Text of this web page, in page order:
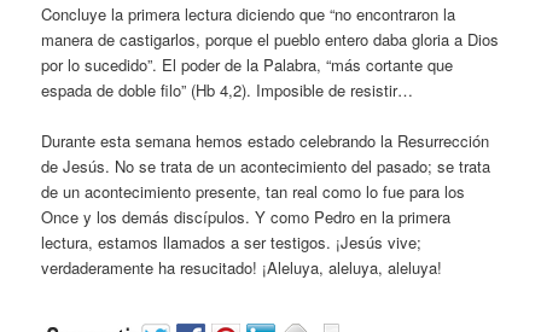
Concluye la primera lectura diciendo que “no encontraron la
manera de castigarlos, porque el pueblo entero daba gloria a Dios
por lo sucedido”. El poder de la Palabra, “más cortante que
espada de doble filo” (Hb 4,2). Imposible de resistir…
Durante esta semana hemos estado celebrando la Resurrección
de Jesús. No se trata de un acontecimiento del pasado; se trata
de un acontecimiento presente, tan real como lo fue para los
Once y los demás discípulos. Y como Pedro en la primera
lectura, estamos llamados a ser testigos. ¡Jesús vive;
verdaderamente ha resucitado! ¡Aleluya, aleluya, aleluya!